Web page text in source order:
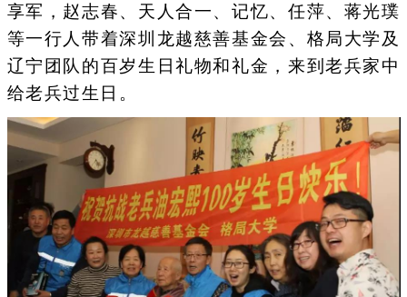
享军，赵志春、天人合一、记忆、任萍、蒋光璞
等一行人带着深圳龙越慈善基金会、格局大学及
辽宁团队的百岁生日礼物和礼金，来到老兵家中
给老兵过生日。